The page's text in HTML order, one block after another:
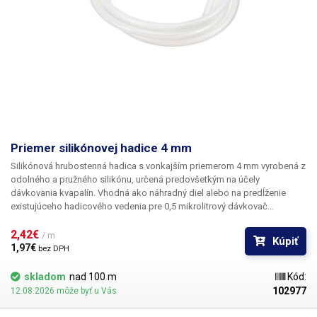
Priemer silikónovej hadice 4 mm
Silikónová hrubostenná hadica s vonkajším priemerom 4 mm vyrobená z
odolného a pružného silikónu, určená predovšetkým na účely
dávkovania kvapalín. Vhodná ako náhradný diel alebo na predĺženie
existujúceho hadicového vedenia pre 0,5 mikrolitrový dávkovač
2,42€ / m
1,97€ bez DPH
Kúpiť
skladom nad 100 m
12.08.2026 môže byť u Vás
Kód:
102977